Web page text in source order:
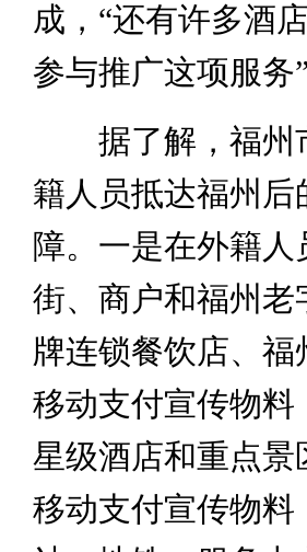
成，“还有许多酒
参与推广这项服务”
据了解，福州
籍人员抵达福州
障。一是在外籍
街、商户和福州
牌连锁餐饮店、
移动支付宣传物
星级酒店和重点
移动支付宣传物